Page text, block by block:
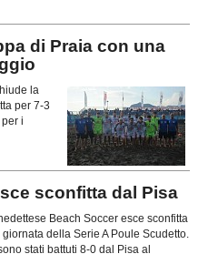
di Praia con una
la
per 7-3
i
sconfitta dal Pisa
Beach Soccer esce sconfitta
della Serie A Poule Scudetto.
stati battuti 8-0 dal Pisa al